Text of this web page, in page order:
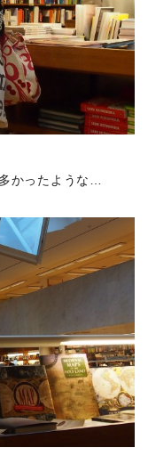
かったような…